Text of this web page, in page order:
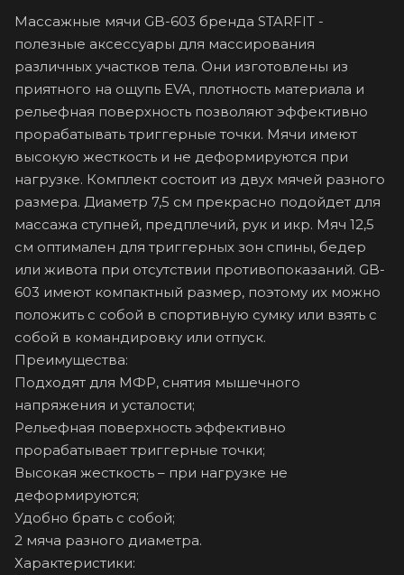
Массажные мячи GB-603 бренда STARFIT -
полезные аксессуары для массирования
различных участков тела. Они изготовлены из
приятного на ощупь EVA, плотность материала и
рельефная поверхность позволяют эффективно
прорабатывать триггерные точки. Мячи имеют
высокую жесткость и не деформируются при
нагрузке. Комплект состоит из двух мячей разного
размера. Диаметр 7,5 см прекрасно подойдет для
массажа ступней, предплечий, рук и икр. Мяч 12,5
см оптимален для триггерных зон спины, бедер
или живота при отсутствии противопоказаний. GB-
603 имеют компактный размер, поэтому их можно
положить с собой в спортивную сумку или взять с
собой в командировку или отпуск.
Преимущества:
Подходят для МФР, снятия мышечного
напряжения и усталости;
Рельефная поверхность эффективно
прорабатывает триггерные точки;
Высокая жесткость – при нагрузке не
деформируются;
Удобно брать с собой;
2 мяча разного диаметра.
Характеристики: